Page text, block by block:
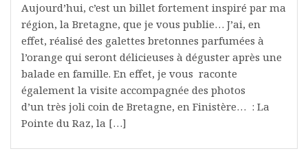
Aujourd’hui, c’est un billet fortement inspiré par ma
région, la Bretagne, que je vous publie… J’ai, en
effet, réalisé des galettes bretonnes parfumées à
l’orange qui seront délicieuses à déguster après une
balade en famille. En effet, je vous raconte
également la visite accompagnée des photos
d’un très joli coin de Bretagne, en Finistère… : La
Pointe du Raz, la […]